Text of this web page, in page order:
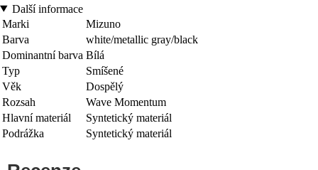
Další informace
Marki
Mizuno
Barva
white/metallic gray/black
Dominantní barva Bílá
Typ
Smíšené
Věk
Dospělý
Rozsah
Wave Momentum
Hlavní materiál
Syntetický materiál
Podrážka
Syntetický materiál